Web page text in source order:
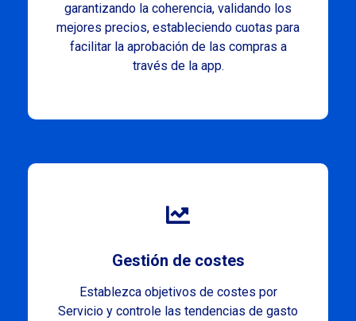
garantizando la coherencia, validando los
mejores precios, estableciendo cuotas para
facilitar la aprobación de las compras a
través de la app.
Gestión de costes
Establezca objetivos de costes por
Servicio y controle las tendencias de gasto